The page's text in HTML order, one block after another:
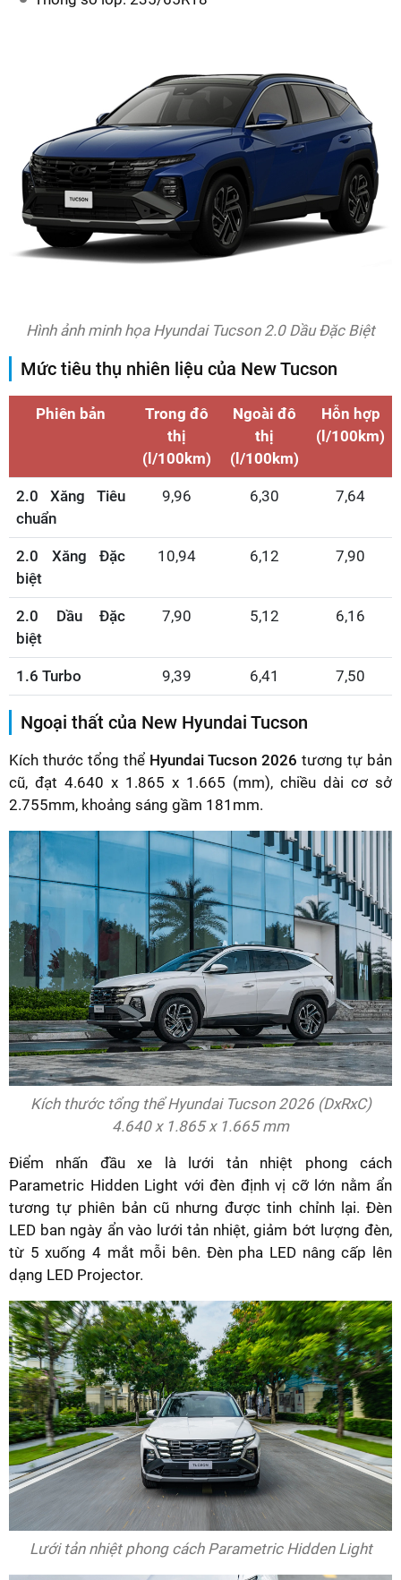
Hình ảnh minh họa Hyundai Tucson 2.0 Dầu Đặc Biệt
Mức tiêu thụ nhiên liệu của New Tucson
Phiên bản
Trong đô
thị
(l/100km)
Ngoài đô
thị
(l/100km)
Hỗn hợp
(l/100km)
2.0 Xăng Tiêu
chuẩn
9,96 6,30 7,64
2.0 Xăng Đặc
biệt
10,94 6,12 7,90
2.0 Dầu Đặc
biệt
7,90 5,12 6,16
1.6 Turbo 9,39 6,41 7,50
Ngoại thất của New Hyundai Tucson
Kích thước tổng thể Hyundai Tucson 2026 tương tự bản
cũ, đạt 4.640 x 1.865 x 1.665 (mm), chiều dài cơ sở
2.755mm, khoảng sáng gầm 181mm.
Kích thước tổng thể Hyundai Tucson 2026 (DxRxC)
4.640 x 1.865 x 1.665 mm
Điểm nhấn đầu xe là lưới tản nhiệt phong cách
Parametric Hidden Light với đèn định vị cỡ lớn nằm ẩn
tương tự phiên bản cũ nhưng được tinh chỉnh lại. Đèn
LED ban ngày ẩn vào lưới tản nhiệt, giảm bớt lượng đèn,
từ 5 xuống 4 mắt mỗi bên. Đèn pha LED nâng cấp lên
dạng LED Projector.
Lưới tản nhiệt phong cách Parametric Hidden Light